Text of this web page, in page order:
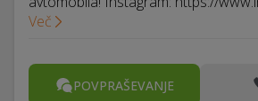
Več
POVPRAŠEVANJE